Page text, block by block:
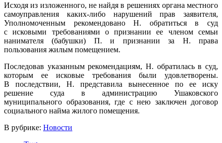
Исходя из изложенного, не найдя в решениях органа местного
самоуправления каких-либо нарушений прав заявителя,
Уполномоченным рекомендовано Н. обратиться в суд
с исковыми требованиями о признании ее членом семьи
нанимателя (бабушки) П. и признании за Н. права
пользования жилым помещением.
Последовав указанным рекомендациям, Н. обратилась в суд,
которым ее исковые требования были удовлетворены.
В последствии, Н. представила вынесенное по ее иску
решение суда в администрацию Ушаковского
муниципального образования, где с нею заключен договор
социального найма жилого помещения.
В рубрике: Новости